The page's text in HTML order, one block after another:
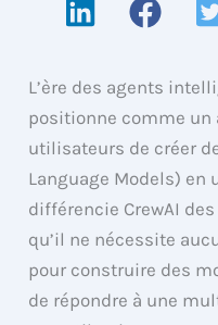
L’ère des agents
positionne comme
utilisateurs de créer
Language Models) en
différencie CrewAI
qu’il ne nécessite
pour construire des
de répondre à une